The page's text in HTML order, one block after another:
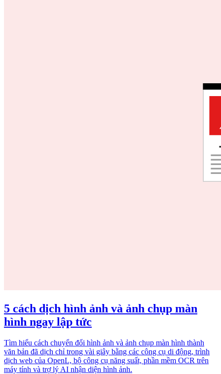
5 cách dịch hình ảnh và ảnh chụp màn
hình ngay lập tức
Tìm hiểu cách chuyển đổi hình ảnh và ảnh chụp màn hình thành
văn bản đã dịch chỉ trong vài giây bằng các công cụ di động, trình
dịch web của OpenL, bộ công cụ năng suất, phần mềm OCR trên
máy tính và trợ lý AI nhận diện hình ảnh.